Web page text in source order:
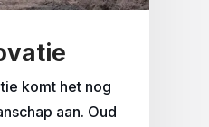
komt het nog
aan. Oud